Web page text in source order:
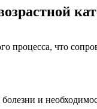
процесса, что
и